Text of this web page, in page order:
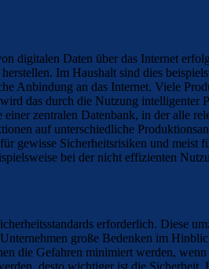
digitalen Daten über das Internet
Im Haushalt sind dies
Anbindung an das Internet. Viele
das durch die Nutzung intelligenter
zentralen Datenbank, in der alle
auf unterschiedliche
gewisse Sicherheitsrisiken und meist
bei der nicht effizienten
erforderlich. Diese
große Bedenken im
die Gefahren minimiert werden,
desto wichtiger ist die